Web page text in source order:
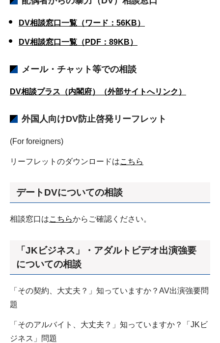
DV相談窓口一覧（ワード：56KB）
DV相談窓口一覧（PDF：89KB）
メール・チャット等での相談
DV相談プラス（内閣府）（外部サイトへリンク）
外国人向けDV防止啓発リーフレット
(For foreigners)
リーフレットのダウンロードはこちら
デートDVについての相談
相談窓口はこちらからご確認ください。
「JKビジネス」・アダルトビデオ出演強要
についての相談
「その契約、大丈夫？」知っていますか？AV出演強要問
題
「そのアルバイト、大丈夫？」知っていますか？「JKビ
ジネス」問題